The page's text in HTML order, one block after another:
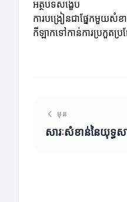
អត្ថបទសង្ខេប
ការបង្រៀនជាផ្នែកមួយសំ
កីឡាកទៅកាន់ការប្រកួតប្រ
មុន
សារៈសំខាន់នៃយុទ្ធ